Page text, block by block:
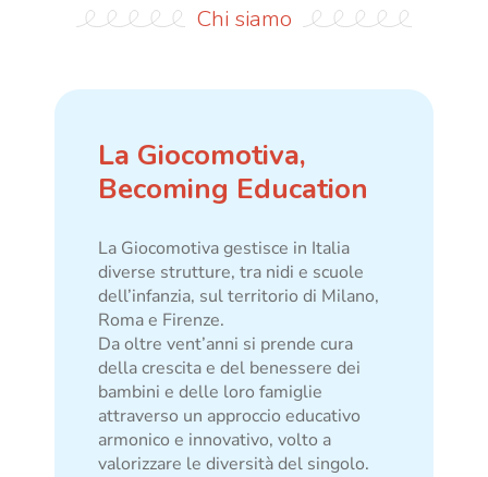
Chi siamo
La Giocomotiva,
Becoming Education
La Giocomotiva gestisce in Italia
diverse strutture, tra nidi e scuole
dell’infanzia, sul territorio di Milano,
Roma e Firenze.
Da oltre vent’anni si prende cura
della crescita e del benessere dei
bambini e delle loro famiglie
attraverso un approccio educativo
armonico e innovativo, volto a
valorizzare le diversità del singolo.